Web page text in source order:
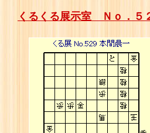
くるくる展示室 Ｎｏ．５